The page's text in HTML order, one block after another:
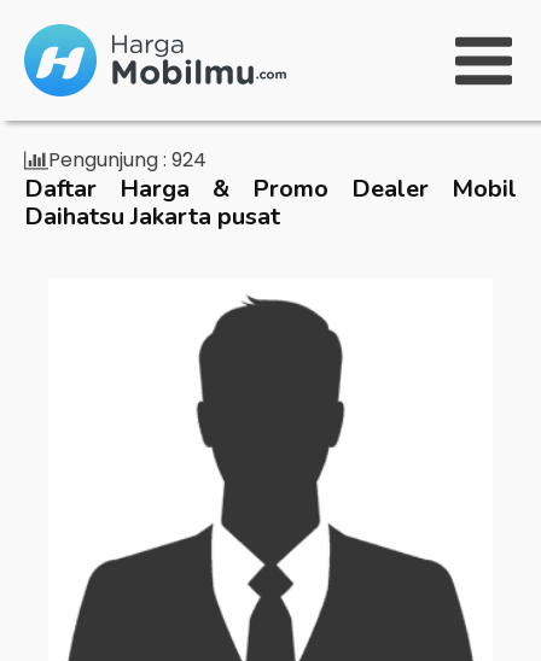
Pengunjung : 924
Daftar Harga & Promo Dealer Mobil
Daihatsu Jakarta pusat